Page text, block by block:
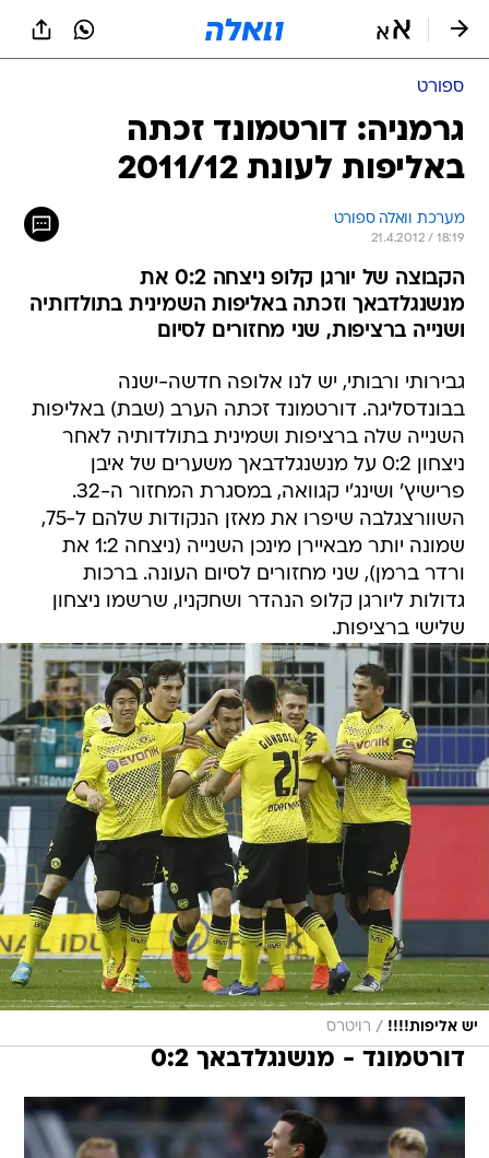
ספורט
גרמניה: דורטמונד זכתה
באליפות לעונת 2011/12
מערכת וואלה ספורט
21.4.2012 / 18:19
הקבוצה של יורגן קלופ ניצחה 0:2 את
מנשנגלדבאך וזכתה באליפות השמינית בתולדותיה
ושנייה ברציפות, שני מחזורים לסיום
גבירותי ורבותי, יש לנו אלופה חדשה-ישנה
בבונדסליגה. דורטמונד זכתה הערב (שבת) באליפות
השנייה שלה ברציפות ושמינית בתולדותיה לאחר
ניצחון 0:2 על מנשנגלדבאך משערים של איבן
פרישיץ' ושינג'י קגוואה, במסגרת המחזור ה-32.
השוורצגלבה שיפרו את מאזן הנקודות שלהם ל-75,
שמונה יותר מבאיירן מינכן השנייה (ניצחה 1:2 את
ורדר ברמן), שני מחזורים לסיום העונה. ברכות
גדולות ליורגן קלופ הנהדר ושחקניו, שרשמו ניצחון
שלישי ברציפות.
יש אליפות!!!! / רויטרס
דורטמונד - מנשנגלדבאך 0:2